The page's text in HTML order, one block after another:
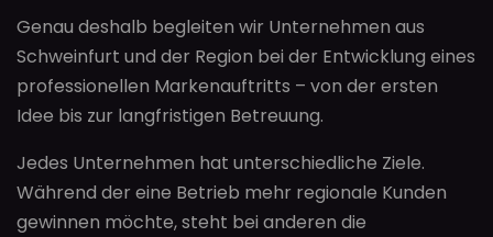
Genau deshalb begleiten wir Unternehmen aus
Schweinfurt und der Region bei der Entwicklung eines
professionellen Markenauftritts – von der ersten
Idee bis zur langfristigen Betreuung.
Jedes Unternehmen hat unterschiedliche Ziele.
Während der eine Betrieb mehr regionale Kunden
gewinnen möchte, steht bei anderen die